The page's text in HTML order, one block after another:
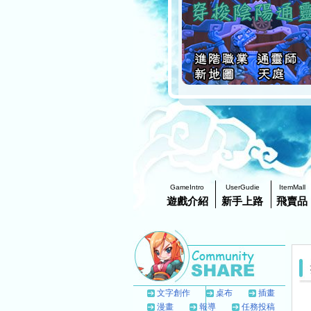
GameIntro
遊戲介紹
UserGudie
新手上路
ItemMall
飛賣品
文字創作 桌布
插畫
漫畫
報導
任務投稿